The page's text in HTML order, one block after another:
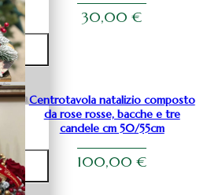
30,00 €
Centrotavola natalizio composto
da rose rosse, bacche e tre
candele cm 50/55cm
100,00 €